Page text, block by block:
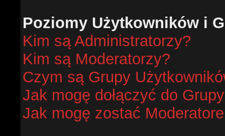
Poziomy Użytkowników i
Kim są Administratorzy?
Kim są Moderatorzy?
Czym są Grupy
Jak mogę dołączyć do
Jak mogę zostać